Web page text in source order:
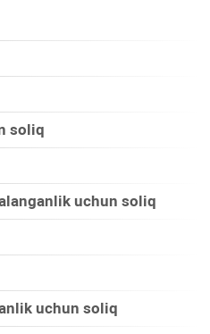
soliq
uchun soliq
uchun soliq